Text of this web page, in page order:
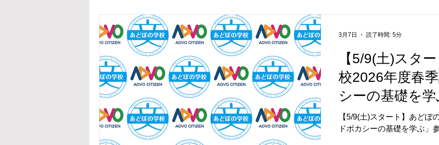
【5/9(土)スタ
校2026年度春
シーの基礎を
【5/9(土)スタート】あどぼ
ドボカシーの基礎を学ぶ」
3月7日 読了時間: 5分